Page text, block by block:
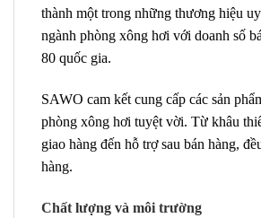
thành một trong những thương hiệu
ngành phòng xông hơi với doanh số
80 quốc gia.
SAWO cam kết cung cấp các sản
phòng xông hơi tuyệt vời. Từ khâu
giao hàng đến hỗ trợ sau bán hàng,
hàng.
Chất lượng và môi trường